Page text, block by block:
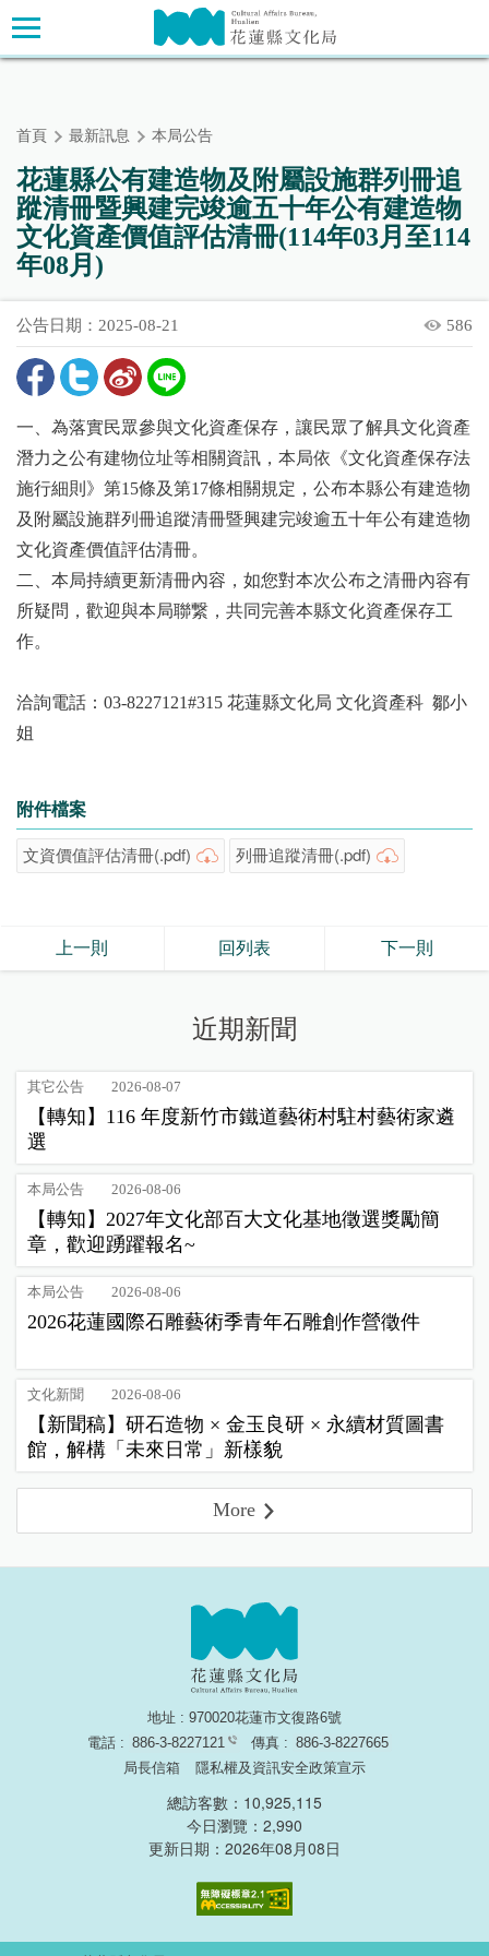
跳
到
主
主要內容區塊
首頁 最新訊息 本局公告
花蓮縣公有建造物及附屬設施群列冊追
蹤清冊暨興建完竣逾五十年公有建造物
文化資產價值評估清冊(114年03月至114
年08月)
公告日期：2025-08-21 586
一、為落實民眾參與文化資產保存，讓民眾了解具文化資產
潛力之公有建物位址等相關資訊，本局依《文化資產保存法
施行細則》第15條及第17條相關規定，公布本縣公有建造物
及附屬設施群列冊追蹤清冊暨興建完竣逾五十年公有建造物
文化資產價值評估清冊。
二、本局持續更新清冊內容，如您對本次公布之清冊內容有
所疑問，歡迎與本局聯繋，共同完善本縣文化資產保存工
作。
洽詢電話：03-8227121#315 花蓮縣文化局 文化資產科 鄒小
姐
附件檔案
文資價值評估清冊(.pdf) 列冊追蹤清冊(.pdf)
上一則 回列表 下一則
近期新聞
其它公告 2026-08-07
【轉知】116 年度新竹市鐵道藝術村駐村藝術家遴
選
本局公告 2026-08-06
【轉知】2027年文化部百大文化基地徵選獎勵簡
章，歡迎踴躍報名~
本局公告 2026-08-06
2026花蓮國際石雕藝術季青年石雕創作營徵件
文化新聞 2026-08-06
【新聞稿】研石造物 × 金玉良研 × 永續材質圖書
館，解構「未來日常」新樣貌
More
地址 : 970020花蓮市文復路6號
電話 : 886-3-8227121 傳真 : 886-3-8227665
局長信箱
隱私權及資訊安全政策宣示
總訪客數：10,925,115
今日瀏覽：2,990
更新日期：2026年08月08日